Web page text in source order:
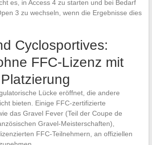
es, in Access 4 zu starten und bei Bedarf
3 zu wechseln, wenn die Ergebnisse dies
Cyclosportives:
FFC-Lizenz mit
Lücke eröffnet, die andere
bieten. Einige FFC-zertifizierte
das Gravel Fever (Teil der Coupe de
Gravel-Meisterschaften),
FFC-Teilnehmern, an offiziellen